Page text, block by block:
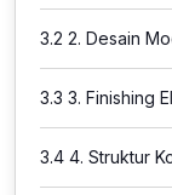
3.2 2. Desain
3.3 3. Finishing
3.4 4. Struktur